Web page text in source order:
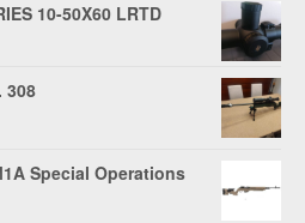
10-50X60 LRTD
308
Special Operations